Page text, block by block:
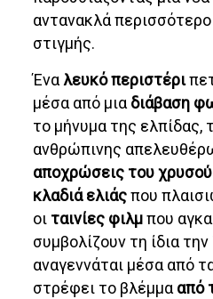
αντανακλά
στιγμής.
Έναλευκό περιστέρι
μέσα από μιαδιάβαση
το μήνυμα της ελπίδας,
ανθρώπινης
αποχρώσεις του
κλαδιά ελιάςπου
οι ταινίες φιλμπου
συμβολίζουν τη ίδια
αναγεννάται μέσα από
στρέφει το βλέμμααπό